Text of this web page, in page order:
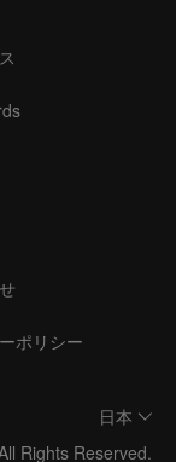
ポリシー
日本
Rights Reserved.